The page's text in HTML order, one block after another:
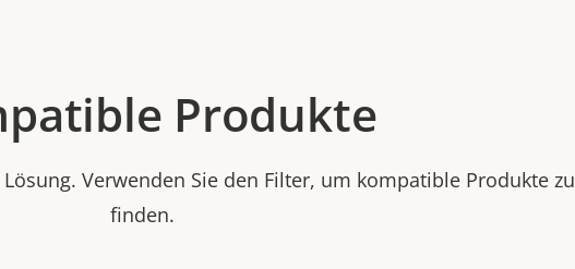
Produkte
Verwenden Sie den Filter, um kompatible Produkte zu
finden.